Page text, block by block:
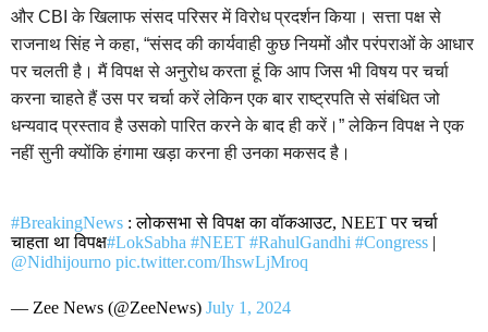
और CBI के खिलाफ संसद परिसर में विरोध प्रदर्शन किया। सत्ता पक्ष से
राजनाथ सिंह ने कहा, “संसद की कार्यवाही कुछ नियमों और परंपराओं के आधार
पर चलती है। मैं विपक्ष से अनुरोध करता हूं कि आप जिस भी विषय पर चर्चा
करना चाहते हैं उस पर चर्चा करें लेकिन एक बार राष्ट्रपति से संबंधित जो
धन्यवाद प्रस्ताव है उसको पारित करने के बाद ही करें।” लेकिन विपक्ष ने एक
नहीं सुनी क्योंकि हंगामा खड़ा करना ही उनका मकसद है।
#BreakingNews : लोकसभा से विपक्ष का वॉकआउट, NEET पर चर्चा
चाहता था विपक्ष#LokSabha #NEET #RahulGandhi #Congress |
@Nidhijourno pic.twitter.com/IhswLjMroq
— Zee News (@ZeeNews) July 1, 2024